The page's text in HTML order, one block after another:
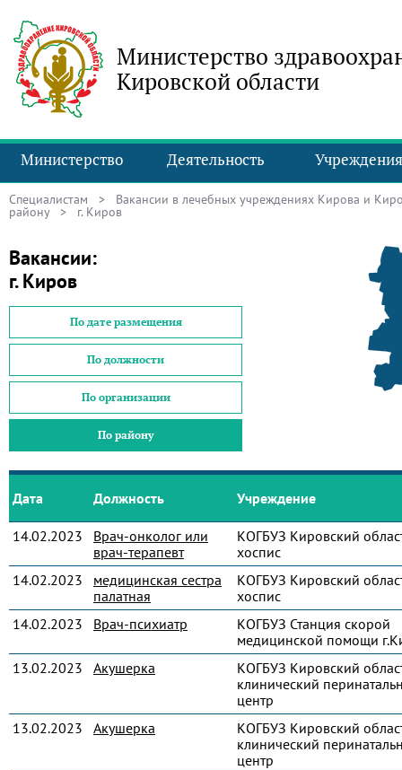
Министерство
Кировской области
Министерство Деятельность Учреждения
Специалистам > Вакансии в лечебных учреждениях Кирова и
району > г. Киров
Вакансии:
г. Киров
По дате размещения
По должности
По организации
По району
Дата Должность Учреждение
14.02.2023
Врач-онколог или
врач-терапевт
КОГБУЗ Кировский
хоспис
14.02.2023
медицинская сестра
палатная
КОГБУЗ Кировский
хоспис
14.02.2023
Врач-психиатр
КОГБУЗ Станция скорой
медицинской помощи
13.02.2023
Акушерка
КОГБУЗ Кировский
клинический
центр
13.02.2023
Акушерка
КОГБУЗ Кировский
клинический
центр